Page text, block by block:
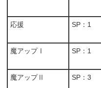
応援 SP：1
魔アップⅠ SP：1
魔アップⅡ SP：3